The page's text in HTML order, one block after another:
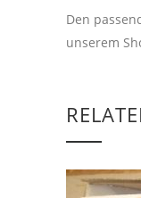
Den
unserem